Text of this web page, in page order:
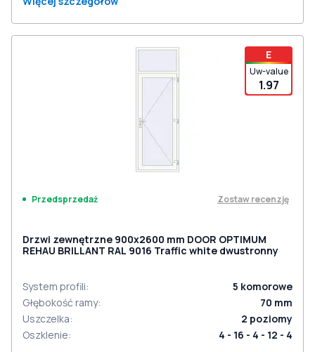
E
Uw-value
1.97
Przedsprzedaż Zostaw recenzję
Drzwi zewnętrzne 900x2600 mm DOOR OPTIMUM
REHAU BRILLANT RAL 9016 Traffic white dwustronny
System profili: 5 komorowe
Głębokość ramy: 70 mm
Uszczelka: 2 poziomy
Oszklenie: 4 - 16 - 4 - 12 - 4